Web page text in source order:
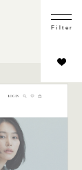
F i l t e r